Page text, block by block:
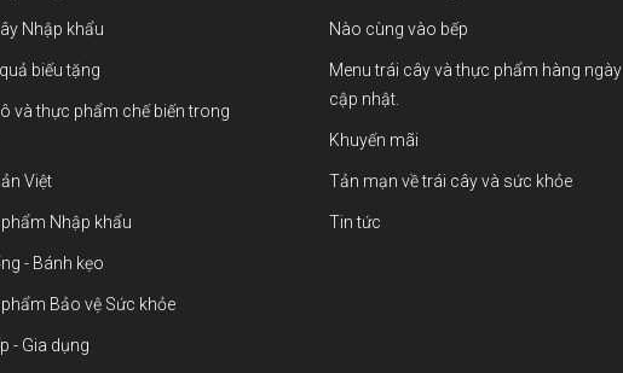
Nhập khẩu
quả biếu tặng
và thực phẩm chế biến trong
Việt
Nhập khẩu
- Bánh kẹo
Bảo vệ Sức khỏe
- Gia dụng
Nào cùng vào bếp
Menu trái cây và thực phẩm hàng ngày
cập nhật.
Khuyến mãi
Tản mạn về trái cây và sức khỏe
Tin tức